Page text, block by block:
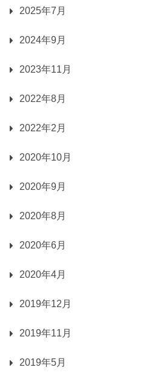
2025年7月
2024年9月
2023年11月
2022年8月
2022年2月
2020年10月
2020年9月
2020年8月
2020年6月
2020年4月
2019年12月
2019年11月
2019年5月